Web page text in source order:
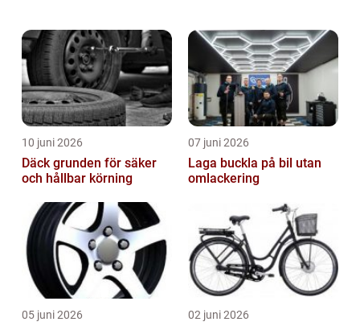
10 juni 2026
Däck grunden för säker
och hållbar körning
07 juni 2026
Laga buckla på bil utan
omlackering
05 juni 2026 02 juni 2026